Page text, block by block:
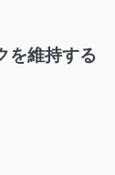
を維持する